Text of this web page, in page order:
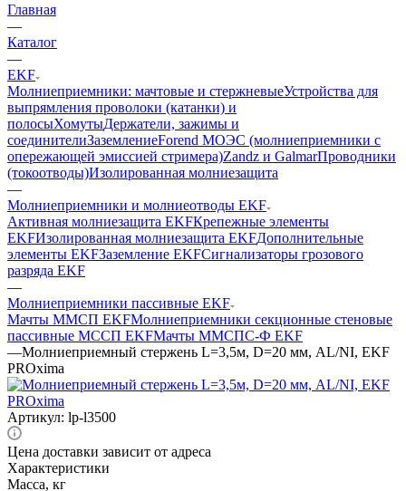
Главная
—
Каталог
—
EKF
Молниеприемники: мачтовые и стержневыеУстройства для
выпрямления проволоки (катанки) и
полосыХомутыДержатели, зажимы и
соединителиЗаземлениеForend МОЭС (молниеприемники с
опережающей эмиссией стримера)Zandz и GalmarПроводники
(токоотводы)Изолированная молниезащита
—
Молниеприемники и молниеотводы EKF
Активная молниезащита EKFКрепежные элементы
EKFИзолированная молниезащита EKFДополнительные
элементы EKFЗаземление EKFСигнализаторы грозового
разряда EKF
—
Молниеприемники пассивные EKF
Мачты ММСП EKFМолниеприемники секционные стеновые
пассивные МССП EKFМачты ММСПС-Ф EKF
—Молниеприемный стержень L=3,5м, D=20 мм, AL/NI, EKF
PROxima
Артикул: lp-l3500
Цена доставки зависит от адреса
Характеристики
Масса, кг